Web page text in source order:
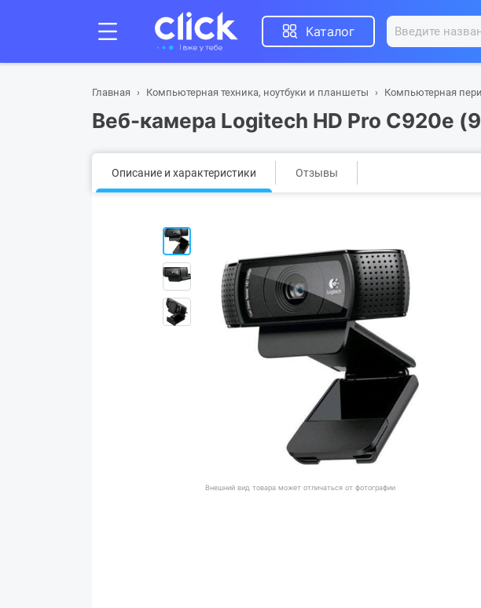
Каталог
Главная Компьютерная техника, ноутбуки и планшеты Компьютерная
Веб-камера Logitech HD Pro C920e
Описание и характеристики Отзывы
Внешний вид товара может отличаться от фотографии